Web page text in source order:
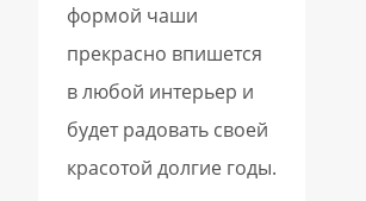
формой чаши
прекрасно впишется
в любой интерьер и
будет радовать своей
красотой долгие годы.